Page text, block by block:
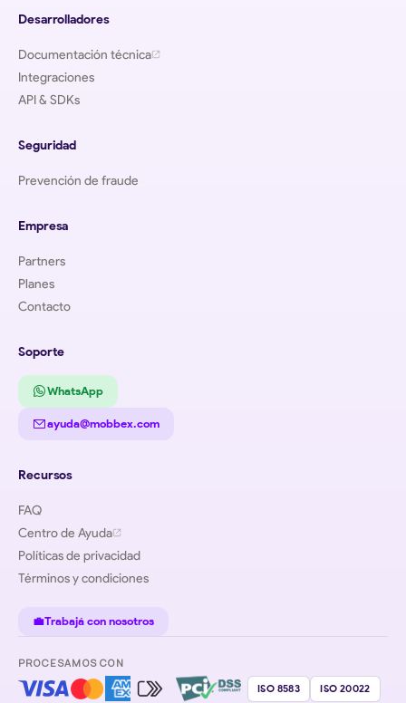
Desarrolladores
Documentación técnica
Integraciones
API & SDKs
Seguridad
Prevención de fraude
Empresa
Partners
Planes
Contacto
Soporte
WhatsApp
ayuda@mobbex.com
Recursos
FAQ
Centro de Ayuda
Políticas de privacidad
Términos y condiciones
💼Trabajá con nosotros
PROCESAMOS CON
ISO 8583 ISO 20022